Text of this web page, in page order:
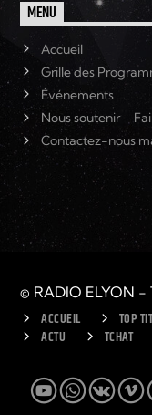
MENU
Accueil
Grille des
Événements
Nous soutenir –
Contactez-nous
© RADIO ELYON -
ACCUEIL TOP
ACTU
TCHAT